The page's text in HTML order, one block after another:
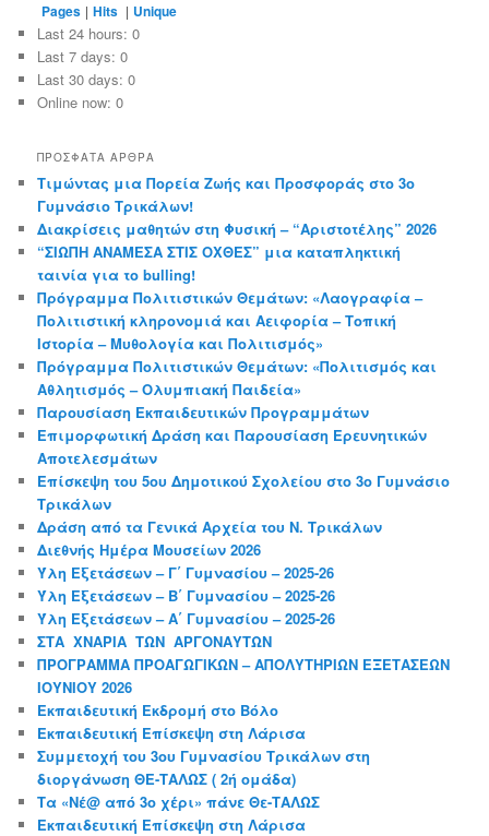
Pages | Hits | Unique
Last 24 hours:0
Last 7 days:0
Last 30 days:0
Online now: 0
ΠΡΌΣΦΑΤΑ ΆΡΘΡΑ
Τιμώντας μια Πορεία Ζωής και Προσφοράς στο 3ο
Γυμνάσιο Τρικάλων!
Διακρίσεις μαθητών στη Φυσική – “Αριστοτέλης” 2026
“ΣΙΩΠΗ ΑΝΑΜΕΣΑ ΣΤΙΣ ΟΧΘΕΣ” μια καταπληκτική
ταινία για το bulling!
Πρόγραμμα Πολιτιστικών Θεμάτων: «Λαογραφία –
Πολιτιστική κληρονομιά και Αειφορία – Τοπική
Ιστορία – Μυθολογία και Πολιτισμός»
Πρόγραμμα Πολιτιστικών Θεμάτων: «Πολιτισμός και
Αθλητισμός – Ολυμπιακή Παιδεία»
Παρουσίαση Εκπαιδευτικών Προγραμμάτων
Επιμορφωτική Δράση και Παρουσίαση Ερευνητικών
Αποτελεσμάτων
Επίσκεψη του 5ου Δημοτικού Σχολείου στο 3ο Γυμνάσιο
Τρικάλων
Δράση από τα Γενικά Αρχεία του Ν. Τρικάλων
Διεθνής Ημέρα Μουσείων 2026
Ύλη Εξετάσεων – Γ΄ Γυμνασίου – 2025-26
Ύλη Εξετάσεων – Β΄ Γυμνασίου – 2025-26
Ύλη Εξετάσεων – Α΄ Γυμνασίου – 2025-26
ΣΤΑ ΧΝΑΡΙΑ ΤΩΝ ΑΡΓΟΝΑΥΤΩΝ
ΠΡΟΓΡΑΜΜΑ ΠΡΟΑΓΩΓΙΚΩΝ – ΑΠΟΛΥΤΗΡΙΩΝ ΕΞΕΤΑΣΕΩΝ
ΙΟΥΝΙΟΥ 2026
Εκπαιδευτική Εκδρομή στο Βόλο
Εκπαιδευτική Επίσκεψη στη Λάρισα
Συμμετοχή του 3ου Γυμνασίου Τρικάλων στη
διοργάνωση ΘΕ-ΤΑΛΩΣ ( 2ή ομάδα)
Τα «Νέ@ από 3ο χέρι» πάνε Θε-ΤΑΛΩΣ
Εκπαιδευτική Επίσκεψη στη Λάρισα